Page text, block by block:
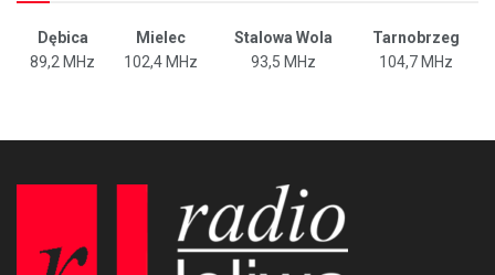
Dębica Mielec Stalowa Wola
Tarnobrzeg
89,2 MHz
102,4 MHz 93,5 MHz 104,7 MHz